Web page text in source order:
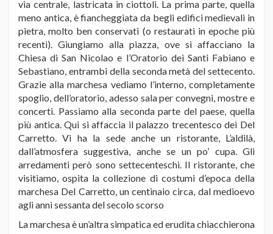
via centrale, lastricata in ciottoli. La prima parte, quella
meno antica, è fiancheggiata da begli edifici medievali in
pietra, molto ben conservati (o restaurati in epoche più
recenti). Giungiamo alla piazza, ove si affacciano la
Chiesa di San Nicolao e l’Oratorio dei Santi Fabiano e
Sebastiano, entrambi della seconda metà del settecento.
Grazie alla marchesa vediamo l’interno, completamente
spoglio, dell’oratorio, adesso sala per convegni, mostre e
concerti. Passiamo alla seconda parte del paese, quella
più antica. Qui si affaccia il palazzo trecentesco dei Del
Carretto. Vi ha la sede anche un ristorante, L’aldilà,
dall’atmosfera suggestiva, anche se un po’ cupa. Gli
arredamenti però sono settecenteschi. Il ristorante, che
visitiamo, ospita la collezione di costumi d’epoca della
marchesa Del Carretto, un centinaio circa, dal medioevo
agli anni sessanta del secolo scorso
La marchesa è un’altra simpatica ed erudita chiacchierona